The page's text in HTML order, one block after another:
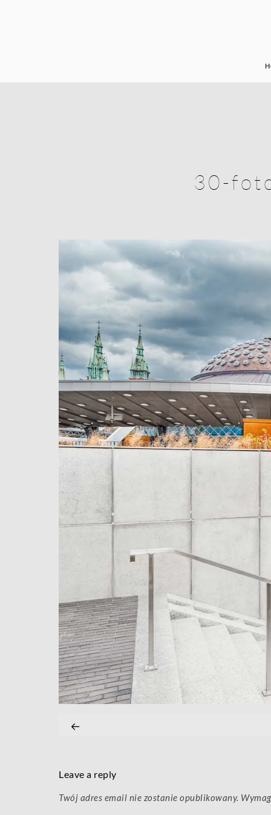
30-
Leave a reply
Twój adres email nie zostanie opublikowany.